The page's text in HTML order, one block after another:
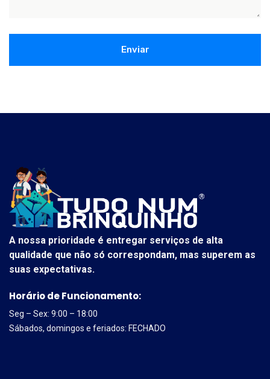
Enviar
A nossa prioridade é entregar serviços de alta
qualidade que não só correspondam, mas superem as
suas expectativas.
Horário de Funcionamento:
Seg – Sex: 9:00 – 18:00
Sábados, domingos e feriados: FECHADO